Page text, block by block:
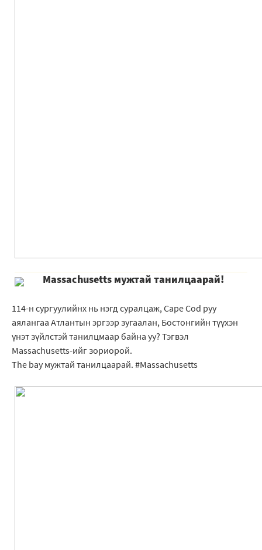
Massachusetts мужтай танилцаарай!
114-н сургуулийнх нь нэгд суралцаж, Cape Cod руу
аялангаа Атлантын эргээр зугаалан, Бостонгийн түүхэн
үнэт зүйлстэй танилцмаар байна уу? Тэгвэл
Massachusetts-ийг зориорой.
The bay мужтай танилцаарай. #Massachusetts